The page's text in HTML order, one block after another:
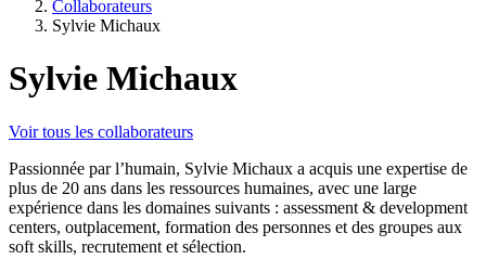
Collaborateurs
Sylvie Michaux
Sylvie Michaux
Voir tous les collaborateurs
Passionnée par l’humain, Sylvie Michaux a acquis une expertise de
plus de 20 ans dans les ressources humaines, avec une large
expérience dans les domaines suivants : assessment & development
centers, outplacement, formation des personnes et des groupes aux
soft skills, recrutement et sélection.